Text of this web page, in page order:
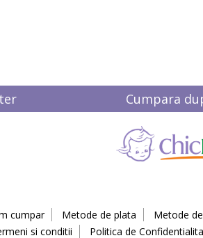
Cumpara
cumpar Metode de plata Metode
si conditii
Politica de